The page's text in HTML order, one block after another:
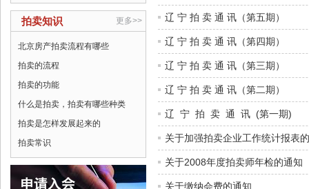
更多>>
拍卖知识
北京房产拍卖流程有哪些
拍卖的流程
拍卖的功能
什么是拍卖，拍卖有哪些种类
拍卖是怎样发展起来的
拍卖常识
辽 宁 拍 卖 通 讯（第五期）
辽 宁 拍 卖 通 讯（第四期）
辽 宁 拍 卖 通 讯（第三期）
辽 宁 拍 卖 通 讯（第二期）
辽 宁 拍 卖 通 讯 (第一期)
关于加强拍卖企业工作统计报表
关于2008年度拍卖师年检的通知
关于缴纳会费的通知